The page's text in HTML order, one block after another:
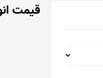
قیمت